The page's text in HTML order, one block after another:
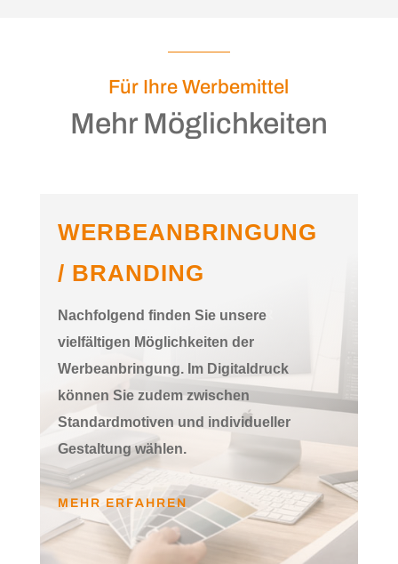
Für Ihre Werbemittel
Mehr Möglichkeiten
WERBEANBRINGUNG
/ BRANDING
Nachfolgend finden Sie unsere
vielfältigen Möglichkeiten der
Werbeanbringung. Im Digitaldruck
können Sie zudem zwischen
Standardmotiven und individueller
Gestaltung wählen.
MEHR ERFAHREN